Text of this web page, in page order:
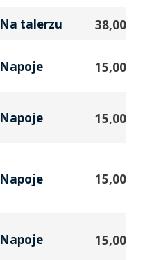
Na talerzu 38,00
Napoje 15,00
Napoje 15,00
Napoje 15,00
Napoje 15,00